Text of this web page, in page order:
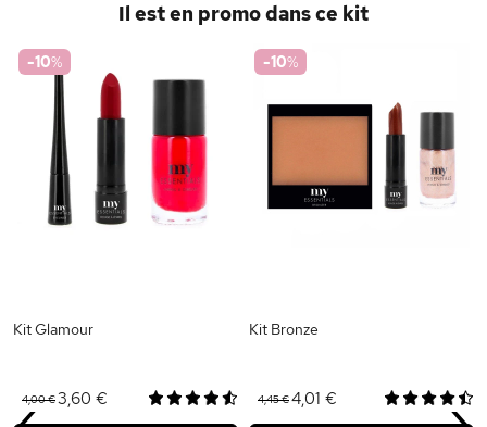
Il est en promo dans ce kit
-10%
Kit Glamour
4,00 €3,60 €
-10%
Kit Bronze
4,45 €4,01 €